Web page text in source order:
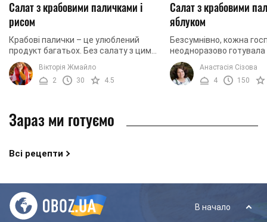
Салат з крабовими паличками і
рисом
Крабові палички – це улюблений
продукт багатьох. Без салату з цим
інгредієнтом не обходиться жоден
святковий стіл. І це не дивно, адже
рецептів ...
Вікторія Жмайло
2
30 4.5
Салат з крабовими
яблуком
Безсумнівно, кожна
неодноразово
салат з крабовими
яблуко навряд чи для
використовувала. Ми
Анастасія Сізова
4
150
Зараз ми готуємо
Всі рецепти
В начало